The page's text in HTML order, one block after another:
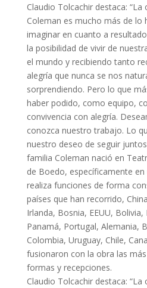
Claudio Tolcachir destaca:
Coleman es mucho más de lo
imaginar en cuanto a
la posibilidad de vivir de
el mundo y recibiendo tanto
alegría que nunca se nos
sorprendiendo. Pero lo que
haber podido, como equipo,
convivencia con alegría.
conozca nuestro trabajo. Lo
nuestro deseo de seguir
familia Coleman nació en
de Boedo, específicamente
realiza funciones de forma
países que han recorrido,
Irlanda, Bosnia, EEUU, Bolivia,
Panamá, Portugal, Alemania,
Colombia, Uruguay, Chile,
fusionaron con la obra las
formas y recepciones.
Claudio Tolcachir destaca: